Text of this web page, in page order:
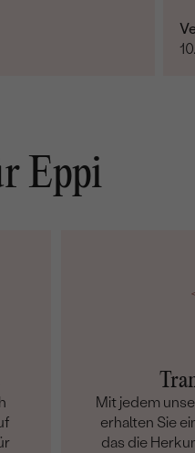
Eppi
Mit jedem
erhalten Sie
das die